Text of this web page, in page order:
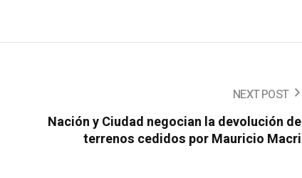
NEXT POST
Nación y Ciudad negocian la devolución de
terrenos cedidos por Mauricio Macri